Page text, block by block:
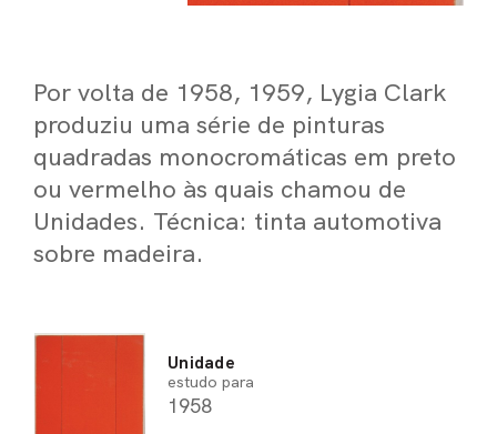
Por volta de 1958, 1959, Lygia Clark
produziu uma série de pinturas
quadradas monocromáticas em preto
ou vermelho às quais chamou de
Unidades. Técnica: tinta automotiva
sobre madeira.
Unidade
estudo para
1958